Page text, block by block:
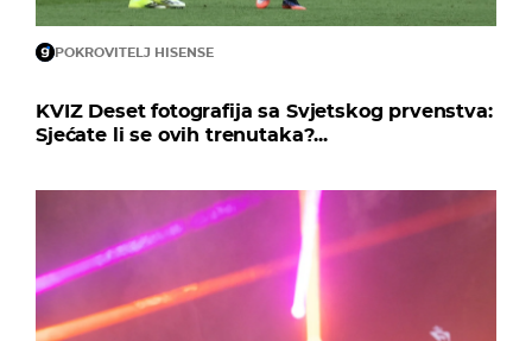
POKROVITELJ HISENSE
KVIZ Deset fotografija sa Svjetskog prvenstva:
Sjećate li se ovih trenutaka?...